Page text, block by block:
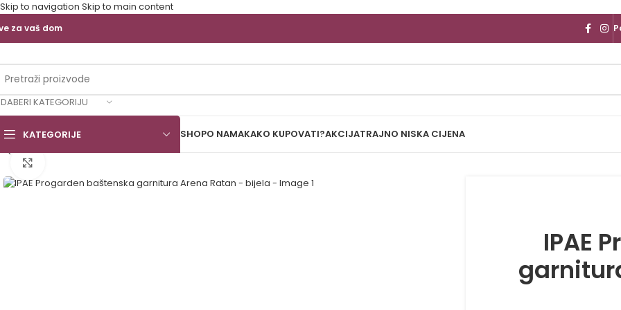
Skip to navigation Skip to main content
za vaš dom
KATEGORIJU
KATEGORIJE SHOPO NAMAKAKO KUPOVATI?AKCIJATRAJNO NISKA CIJENA
IPAE